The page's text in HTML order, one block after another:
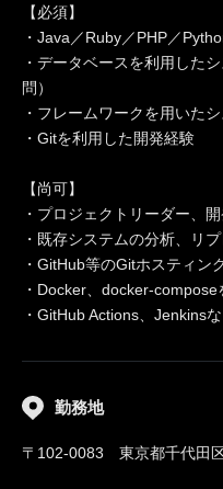
【必須】
・Java／Ruby／PHP／
・データベースを利用した
問）
・フレームワークを用いた
・Gitを利用した開発経験
【尚可】
・プロジェクトリーダー、
・既存システムの分析、リ
・GitHub等のGitホスティン
・Docker、docker-
・GitHub Actions、Jenkins
勤務地
〒102-0083 東京都千代田